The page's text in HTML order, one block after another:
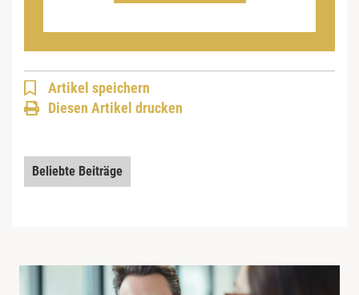
Artikel speichern
Diesen Artikel drucken
Beliebte Beiträge